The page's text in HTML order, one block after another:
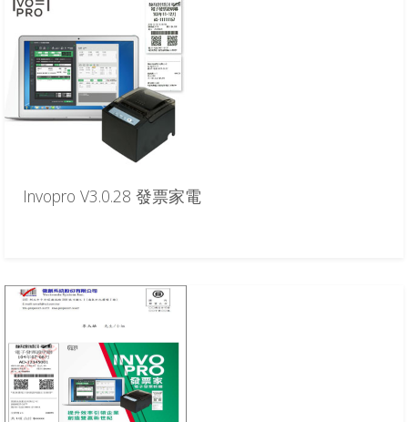
Invopro V3.0.28 發票家電